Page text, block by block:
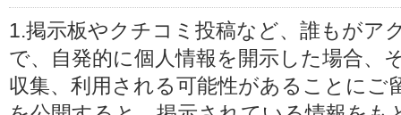
1.掲示板やクチコミ投稿など、誰もがア
で、自発的に個人情報を開示した場合、
収集、利用される可能性があることに